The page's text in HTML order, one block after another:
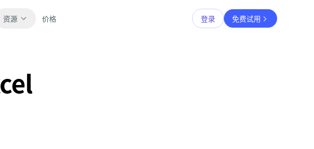
。
资源
和工作流灵感。
价格 登录 免费试用